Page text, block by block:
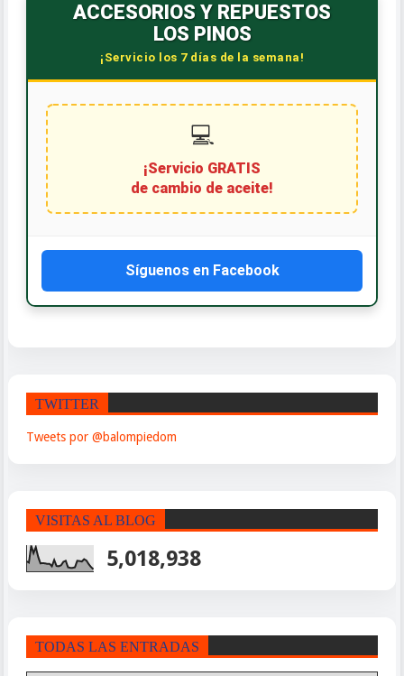
ACCESORIOS Y REPUESTOS
LOS PINOS
¡Servicio los 7 días de la semana!
💻
¡Servicio GRATIS
de cambio de aceite!
Síguenos en Facebook
TWITTER
Tweets por @balompiedom
VISITAS AL BLOG
5,018,938
TODAS LAS ENTRADAS